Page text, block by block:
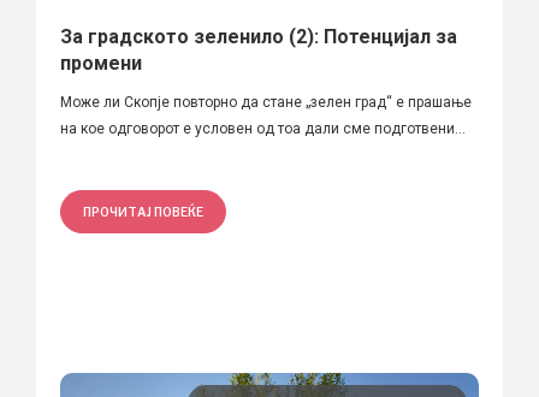
За градското зеленило (2): Потенцијал за
промени
Може ли Скопје повторно да стане „зелен град“ е прашање
на кое одговорот е условен од тоа дали сме подготвени...
ПРОЧИТАЈ ПОВЕЌЕ